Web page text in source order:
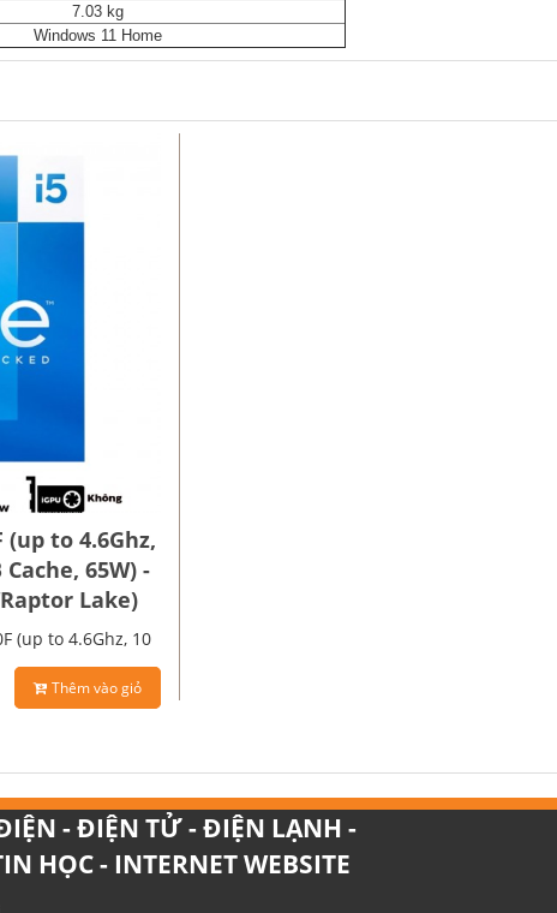
7.03 kg
Windows 11 Home
(up to 4.6Ghz,
65W) -
Lake)
(up to 4.6Ghz, 10
- Socket Intel..
Thêm vào giỏ
- ĐIỆN TỬ - ĐIỆN LẠNH -
HỌC - INTERNET WEBSITE